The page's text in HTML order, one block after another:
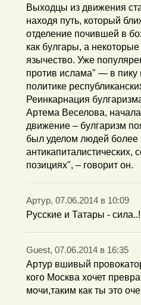
Выходцы из движения
находя путь, который
отделение почившей в
как булгары, а
язычество. Уже
против ислама" — в пику
политике
Реинкарнация
Артема Веселова,
движение – булгаризм
был уделом людей более
антикапиталистических,
позициях", – говорит он.
Артур, 07.06.2014 в 10:09
Русские и Татары -
Guest, 07.06.2014 в 16:35
Артур вшивый
кого Москва хочет
мочи,таким как ты это